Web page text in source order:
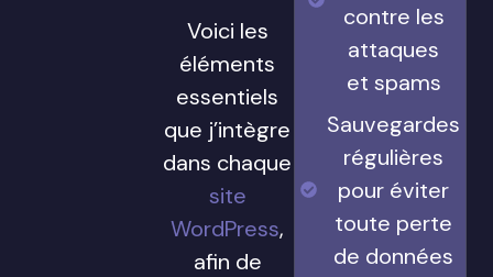
Voici les
éléments
essentiels
que j’intègre
dans chaque
site
WordPress,
afin de
contre les
attaques
et spams
Sauvegardes
régulières
pour éviter
toute perte
de données